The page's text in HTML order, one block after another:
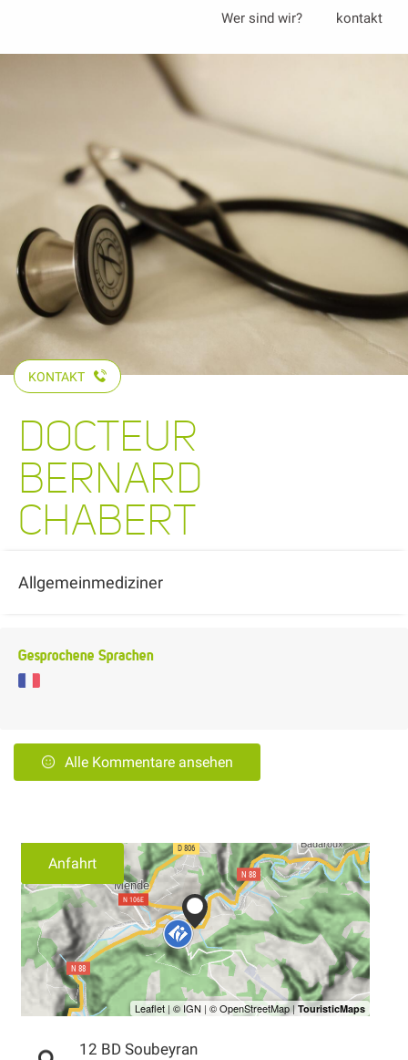
Wer sind wir? kontakt
KONTAKT
DOCTEUR
BERNARD
CHABERT
Allgemeinmediziner
Gesprochene Sprachen
Alle Kommentare ansehen
Anfahrt
12 BD Soubeyran